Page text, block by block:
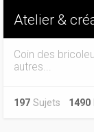
Atelier &
Coin des
autres...
197 Sujets 1490